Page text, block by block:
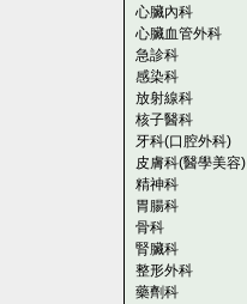
心臟內科
心臟血管外科
急診科
感染科
放射線科
核子醫科
牙科(口腔外科)
皮膚科(醫學美容)
精神科
胃腸科
骨科
腎臟科
整形外科
藥劑科